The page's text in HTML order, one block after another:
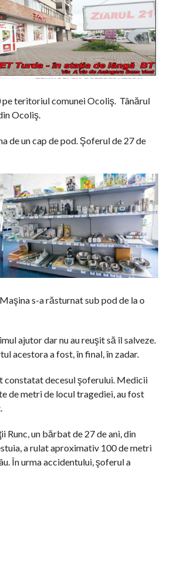
pe teritoriul comunei Ocoliş. Tânărul
Ocoliş.
de un cap de pod. Şoferul de 27 de
s-a răsturnat sub pod de la o
ajutor dar nu au reuşit să îl salveze.
acestora a fost, în final, în zadar.
constatat decesul şoferului. Medicii
de metri de locul tragediei, au fost
Runc, un bărbat de 27 de ani, din
a rulat aproximativ 100 de metri
În urma accidentului, şoferul a